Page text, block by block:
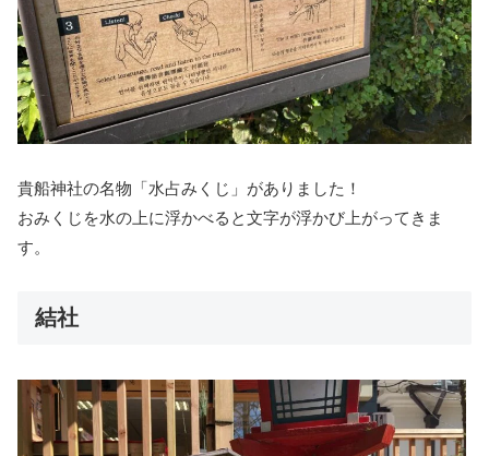
貴船神社の名物「水占みくじ」がありました！
おみくじを水の上に浮かべると文字が浮かび上がってきま
す。
結社